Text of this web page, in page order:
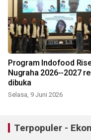
Program Indofood
Nugraha 2026--2027
dibuka
Selasa, 9 Juni 2026
Terpopuler -